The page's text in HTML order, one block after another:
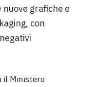
grafiche e
con
il Ministero